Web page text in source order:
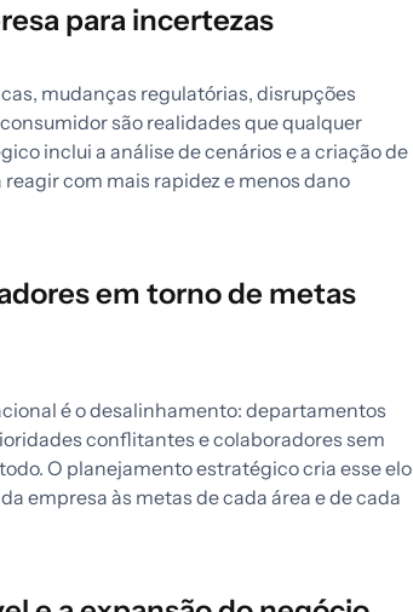
para incertezas
mudanças regulatórias, disrupções
são realidades que qualquer
inclui a análise de cenários e a criação de
com mais rapidez e menos dano
em torno de metas
é o desalinhamento: departamentos
conflitantes e colaboradores sem
O planejamento estratégico cria esse elo
empresa às metas de cada área e de cada